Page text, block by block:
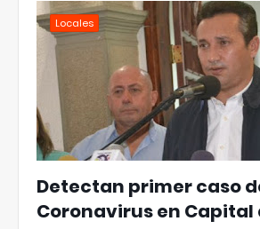
Locales
Detectan primer caso
Coronavirus en Capital